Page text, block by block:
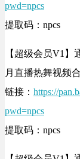
pwd=npcs
提取码：npcs
【超级会员V1】
月直播热舞视频
链接： https://
pwd=npcs
提取码：npcs